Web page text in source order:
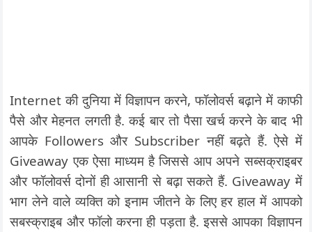
Internet की दुनिया में विज्ञापन करने, फॉलोवर्स बढ़ाने में काफी
पैसे और मेहनत लगती है. कई बार तो पैसा खर्च करने के बाद भी
आपके Followers और Subscriber नहीं बढ़ते हैं. ऐसे में
Giveaway एक ऐसा माध्यम है जिससे आप अपने सब्सक्राइबर
और फॉलोवर्स दोनों ही आसानी से बढ़ा सकते हैं. Giveaway में
भाग लेने वाले व्यक्ति को इनाम जीतने के लिए हर हाल में आपको
सबस्क्राइब और फॉलो करना ही पड़ता है. इससे आपका विज्ञापन